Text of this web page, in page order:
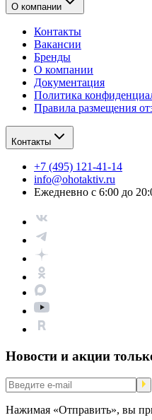
О компании
Контакты
Вакансии
Бренды
О компании
Документация
Политика
Правила размещения
Контакты
+7 (495) 121-41-14
info@ohotaktiv.ru
Ежедневно с 6:00 до
Новости и акции
Нажимая «Отправить», вы